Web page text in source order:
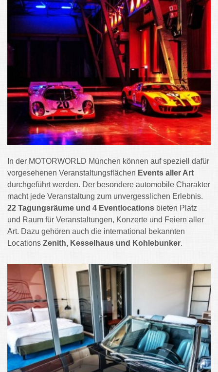
In der MOTORWORLD München können auf speziell dafür
vorgesehenen Veranstaltungsflächen Events aller Art
durchgeführt werden. Der besondere automobile Charakter
macht jede Veranstaltung zum unvergesslichen Erlebnis.
22 Tagungsräume und 4 Eventlocations bieten Platz
und Raum für Veranstaltungen, Konzerte und Feiern aller
Art. Dazu gehören auch die international bekannten
Locations Zenith, Kesselhaus und Kohlebunker.